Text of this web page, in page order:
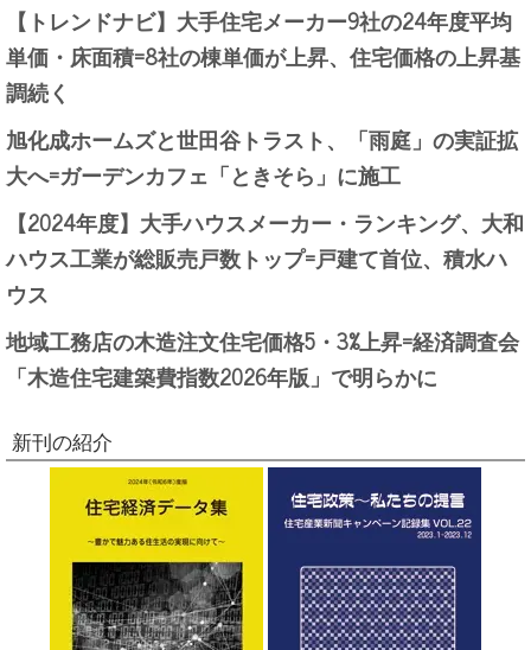
【トレンドナビ】大手住宅メーカー9社の24年度平均
単価・床面積=8社の棟単価が上昇、住宅価格の上昇基
調続く
旭化成ホームズと世田谷トラスト、「雨庭」の実証拡
大へ=ガーデンカフェ「ときそら」に施工
【2024年度】大手ハウスメーカー・ランキング、大和
ハウス工業が総販売戸数トップ=戸建て首位、積水ハ
ウス
地域工務店の木造注文住宅価格5・3%上昇=経済調査会
「木造住宅建築費指数2026年版」で明らかに
新刊の紹介